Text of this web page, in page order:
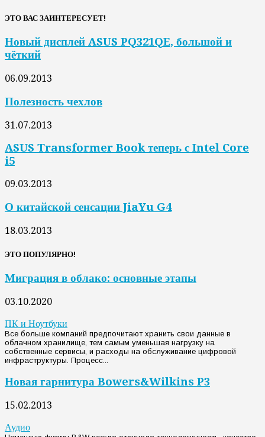
ЭТО ВАС ЗАИНТЕРЕСУЕТ!
Новый дисплей ASUS PQ321QE, большой и
чёткий
06.09.2013
Полезность чехлов
31.07.2013
ASUS Transformer Book теперь с Intel Core
i5
09.03.2013
О китайской сенсации JiaYu G4
18.03.2013
ЭТО ПОПУЛЯРНО!
Миграция в облако: основные этапы
03.10.2020
ПК и Ноутбуки
Все больше компаний предпочитают хранить свои данные в
облачном хранилище, тем самым уменьшая нагрузку на
собственные сервисы, и расходы на обслуживание цифровой
инфраструктуры. Процесс...
Новая гарнитура Bowers&Wilkins P3
15.02.2013
Аудио